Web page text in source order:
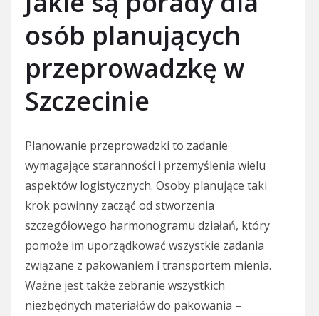
osób planujących
przeprowadzkę w
Szczecinie
Planowanie przeprowadzki to zadanie
wymagające staranności i przemyślenia wielu
aspektów logistycznych. Osoby planujące taki
krok powinny zacząć od stworzenia
szczegółowego harmonogramu działań, który
pomoże im uporządkować wszystkie zadania
związane z pakowaniem i transportem mienia.
Ważne jest także zebranie wszystkich
niezbędnych materiałów do pakowania –